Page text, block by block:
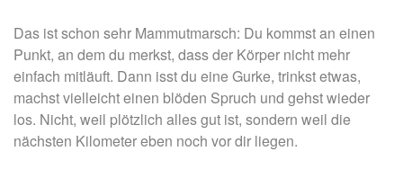
Das ist schon sehr Mammutmarsch: Du kommst an einen
Punkt, an dem du merkst, dass der Körper nicht mehr
einfach mitläuft. Dann isst du eine Gurke, trinkst etwas,
machst vielleicht einen blöden Spruch und gehst wieder
los. Nicht, weil plötzlich alles gut ist, sondern weil die
nächsten Kilometer eben noch vor dir liegen.